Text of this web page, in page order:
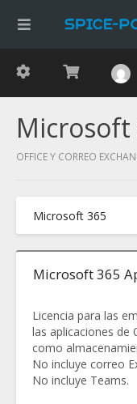
Microsoft
OFFICE Y CORREO
Microsoft 365
Licencia para las
las aplicaciones de
como
No incluye correo
No incluye Teams.